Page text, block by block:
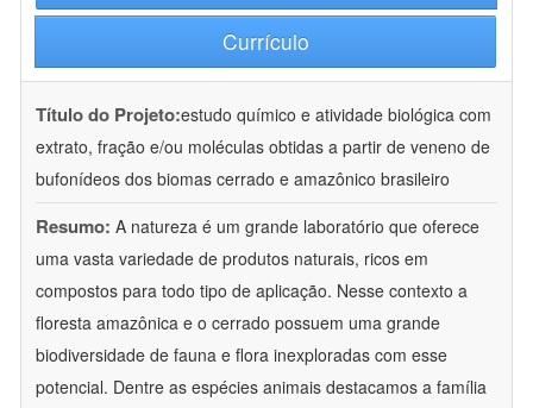
Currículo
Título do Projeto:estudo químico e atividade biológica com
extrato, fração e/ou moléculas obtidas a partir de veneno de
bufonídeos dos biomas cerrado e amazônico brasileiro
Resumo: A natureza é um grande laboratório que oferece
uma vasta variedade de produtos naturais, ricos em
compostos para todo tipo de aplicação. Nesse contexto a
floresta amazônica e o cerrado possuem uma grande
biodiversidade de fauna e flora inexploradas com esse
potencial. Dentre as espécies animais destacamos a família